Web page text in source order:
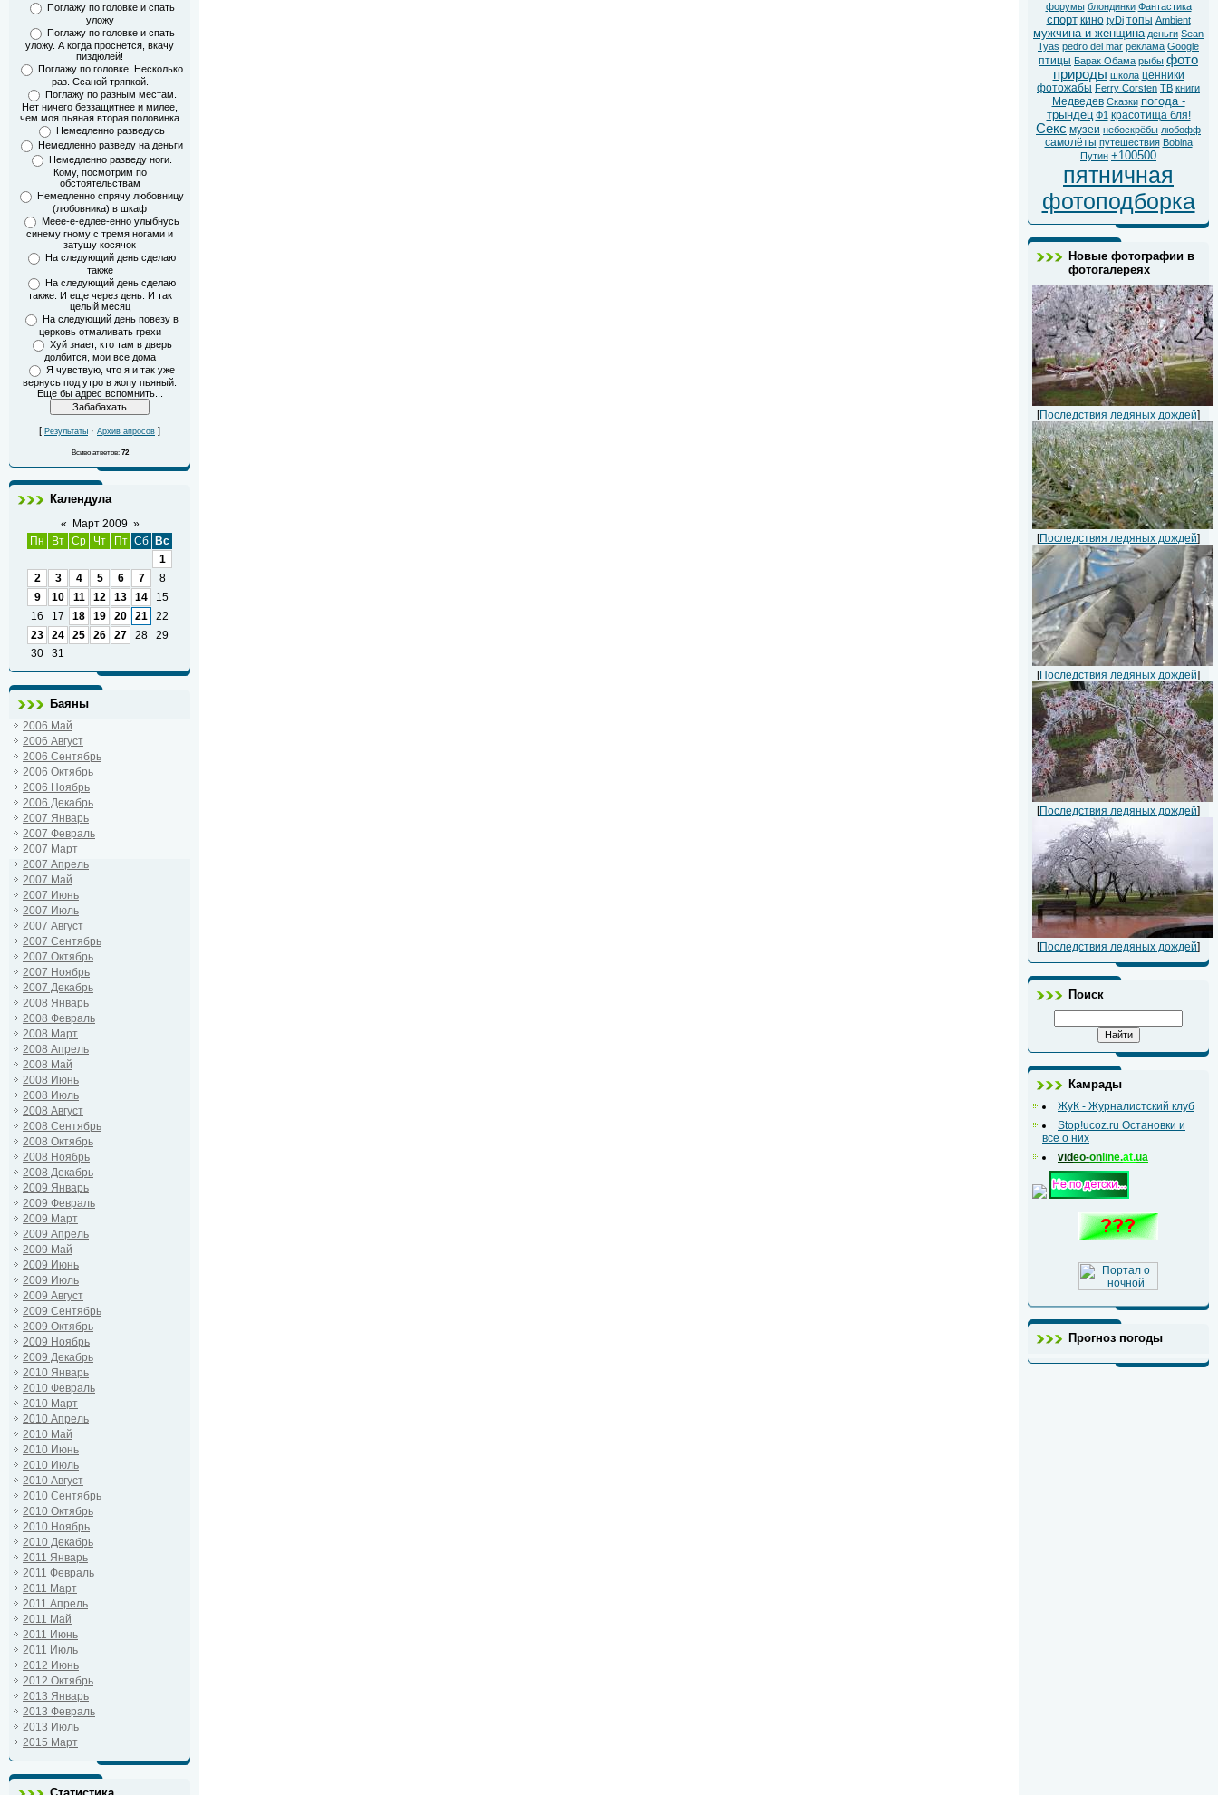
Поглажу по головке и спать
уложу
Поглажу по головке и спать
уложу. А когда проснется, вкачу
пиздюлей!
Поглажу по головке. Несколько
раз. Ссаной тряпкой.
Поглажу по разным местам.
Нет ничего беззащитнее и милее,
чем моя пьяная вторая половинка
Немедленно разведусь
Немедленно разведу на деньги
Немедленно разведу ноги.
Кому, посмотрим по
обстоятельствам
Немедленно спрячу любовницу
(любовника) в шкаф
Меее-е-едлее-енно улыбнусь
синему гному с тремя ногами и
затушу косячок
На следующий день сделаю
также
На следующий день сделаю
также. И еще через день. И так
целый месяц
На следующий день повезу в
церковь отмаливать грехи
Хуй знает, кто там в дверь
долбится, мои все дома
Я чувствую, что я и так уже
вернусь под утро в жопу пьяный.
Еще бы адрес вспомнить...
[ Результаты · Архив апросов ]
Всиво атветов: 72
Календула
« Март 2009 »
Пн
Вт Ср Чт Пт Сб
Вс
1
2
3 4 5 6 7
8
9
10 11 12 13 14
15
16
17 18 19 20 21
22
23
24 25 26 27 28
29
30
31
Баяны
2006 Май
2006 Август
2006 Сентябрь
2006 Октябрь
2006 Ноябрь
2006 Декабрь
2007 Январь
2007 Февраль
2007 Март
2007 Апрель
2007 Май
2007 Июнь
2007 Июль
2007 Август
2007 Сентябрь
2007 Октябрь
2007 Ноябрь
2007 Декабрь
2008 Январь
2008 Февраль
2008 Март
2008 Апрель
2008 Май
2008 Июнь
2008 Июль
2008 Август
2008 Сентябрь
2008 Октябрь
2008 Ноябрь
2008 Декабрь
2009 Январь
2009 Февраль
2009 Март
2009 Апрель
2009 Май
2009 Июнь
2009 Июль
2009 Август
2009 Сентябрь
2009 Октябрь
2009 Ноябрь
2009 Декабрь
2010 Январь
2010 Февраль
2010 Март
2010 Апрель
2010 Май
2010 Июнь
2010 Июль
2010 Август
2010 Сентябрь
2010 Октябрь
2010 Ноябрь
2010 Декабрь
2011 Январь
2011 Февраль
2011 Март
2011 Апрель
2011 Май
2011 Июнь
2011 Июль
2012 Июнь
2012 Октябрь
2013 Январь
2013 Февраль
2013 Июль
2015 Март
форумы блондинки Фантастика
спорт кино tyDi топы Ambient
мужчина и женщина деньги Sean
Tyas pedro del mar реклама Google
птицы Барак Обама рыбы фото
природы школа ценники
фотожабы Ferry Corsten ТВ книги
Медведев Сказки погода -
трындец Ф1 красотища бля!
Секс музеи небоскрёбы любофф
самолёты путешествия Bobina
Путин +100500
пятничная
фотоподборка
Новые фотографии в
фотогалереях
[Последствия ледяных дождей]
[Последствия ледяных дождей]
[Последствия ледяных дождей]
[Последствия ледяных дождей]
[Последствия ледяных дождей]
Поиск
Камрады
ЖуК - Журналистский клуб
Stop!ucoz.ru Остановки и
все о них
video-on line.at.ua
Прогноз погоды